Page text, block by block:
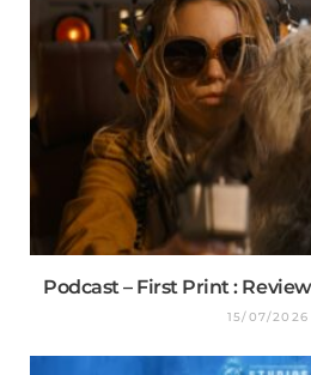
Podcast – First Print :
15/07/2026